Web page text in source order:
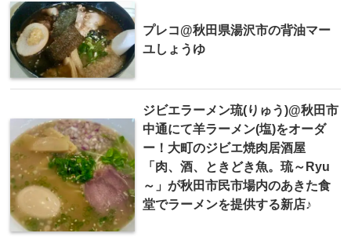
プレコ@秋田県湯沢市の背油マー
ユしょうゆ
ジビエラーメン琉(りゅう)@秋田市
中通にて羊ラーメン(塩)をオーダ
ー！大町のジビエ焼肉居酒屋
「肉、酒、ときどき魚。琉～Ryu
～」が秋田市民市場内のあきた食
堂でラーメンを提供する新店♪